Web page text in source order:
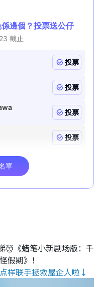
👹《蜡笔小新剧场版：千
假期》！
样联手拯救屋企人啦↓